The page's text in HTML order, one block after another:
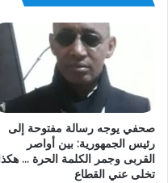
صحفي يوجه رسالة مفتوحة إلى
رئيس الجمهورية: بين أواصر
القربى وجمر الكلمة الحرة … هكذا
تخلى عني القطاع